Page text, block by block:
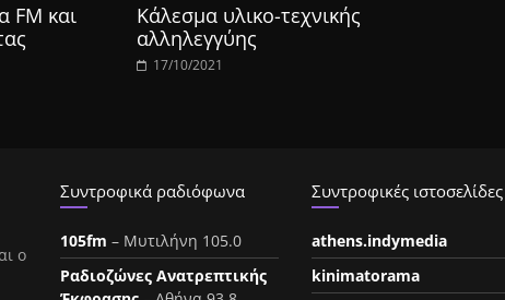
FM και
Κάλεσμα υλικο-τεχνικής
αλληλεγγύης
17/10/2021
ο
Συντροφικά ραδιόφωνα
105fm – Μυτιλήνη 105.0
Ραδιοζώνες Ανατρεπτικής
Συντροφικές ιστοσελίδες
athens.indymedia
kinimatorama